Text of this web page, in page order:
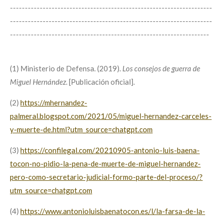
--------------------------------------------------------------------
--------------------------------------------------------------------
-------------------------------------------------------------------
(1) Ministerio de Defensa. (2019). Los consejos de guerra de
Miguel Hernández. [Publicación oficial].
(2) https://mhernandez-
palmeral.blogspot.com/2021/05/miguel-hernandez-carceles-
y-muerte-de.html?utm_source=chatgpt.com
(3) https://confilegal.com/20210905-antonio-luis-baena-
tocon-no-pidio-la-pena-de-muerte-de-miguel-hernandez-
pero-como-secretario-judicial-formo-parte-del-proceso/?
utm_source=chatgpt.com
(4) https://www.antonioluisbaenatocon.es/l/la-farsa-de-la-